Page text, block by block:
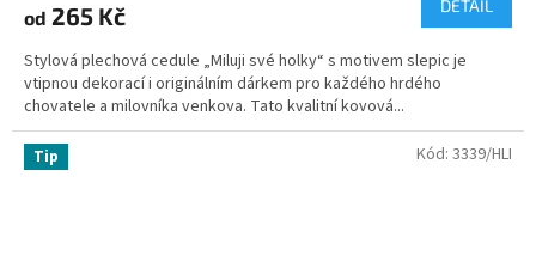
od 265 Kč DETAIL
Stylová plechová cedule „Miluji své holky“ s motivem slepic je
vtipnou dekorací i originálním dárkem pro každého hrdého
chovatele a milovníka venkova. Tato kvalitní kovová...
Tip Kód: 3339/HLI